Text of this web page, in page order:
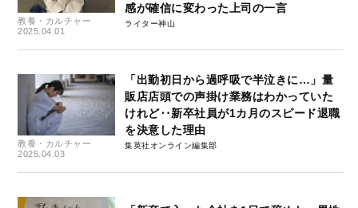
教養・カルチャー
2025.04.01
感が確信に変わった上司の一言
ライター神山
教養・カルチャー
2025.04.03
「出勤初日から過呼吸で半泣きに…」量
販店店頭での声掛け業務はわかっていた
けれど‥新卒社員が1カ月のスピード退職
を決意した理由
集英社オンライン編集部